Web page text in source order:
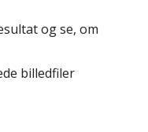
og se, om
billedfiler